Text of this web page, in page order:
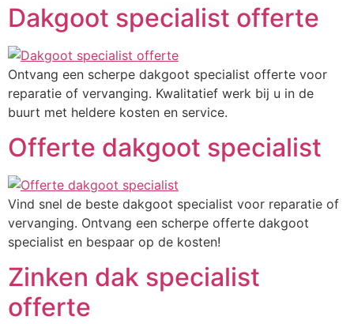
Dakgoot specialist offerte
Ontvang een scherpe dakgoot specialist offerte voor
reparatie of vervanging. Kwalitatief werk bij u in de
buurt met heldere kosten en service.
Offerte dakgoot specialist
Vind snel de beste dakgoot specialist voor reparatie of
vervanging. Ontvang een scherpe offerte dakgoot
specialist en bespaar op de kosten!
Zinken dak specialist
offerte